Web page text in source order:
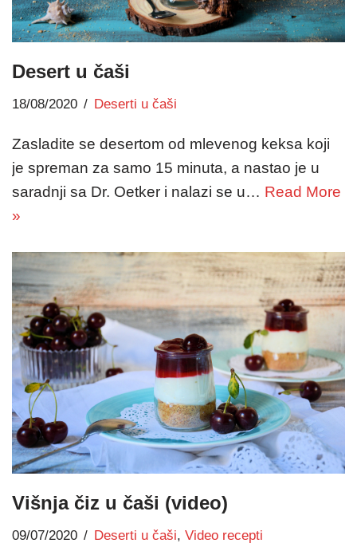
Desert u čaši
18/08/2020 Deserti u čaši
Zasladite se desertom od mlevenog keksa koji
je spreman za samo 15 minuta, a nastao je u
saradnji sa Dr. Oetker i nalazi se u… Read More
»
Višnja čiz u čaši (video)
09/07/2020 Deserti u čaši, Video recepti